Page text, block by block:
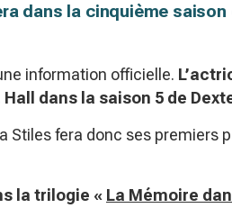
dans la cinquième saison
information officielle.
dans la saison 5 de
Stiles fera donc ses premiers
la trilogie « La Mémoire